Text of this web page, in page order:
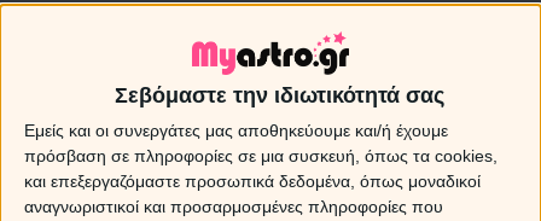
Σεβόμαστε την ιδιωτικότητά σας
Εμείς και οι συνεργάτες μας αποθηκεύουμε και/ή έχουμε
πρόσβαση σε πληροφορίες σε μια συσκευή, όπως τα cookies,
και επεξεργαζόμαστε προσωπικά δεδομένα, όπως μοναδικοί
αναγνωριστικοί και προσαρμοσμένες πληροφορίες που
για τηνΑφροδίτη, τον πλανήτη της αγάπης, των αξιών,
της ομορφιάς και των σχέσεων, η οποία μόλις πάτησε
το κατώφλι του ζωδίου της Παρθένου, αποφασίζει να
περάσει σε ανάδρομη πορεία, για να επιστρέψει στις
31 Ιουλίου στο ζώδιο του Λέοντα
. Ξεκινά την ανάδρομη
πορεία της από την μηδενική μοίρα της Παρθένου και
φτάνει ως την 14η μοίρα του Λέοντα, για να περάσει και
πάλι σε ορθόδρομη τροχιά στις 6 Σεπτεμβρίου.